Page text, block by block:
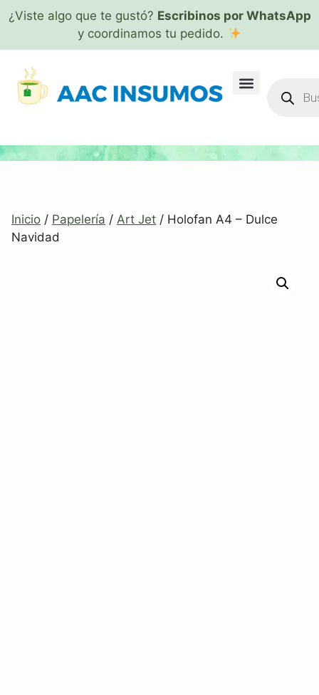
¿Viste algo que te gustó? Escribinos por WhatsApp
y coordinamos tu pedido.
Inicio / Papelería / Art Jet / Holofan A4 – Dulce
Navidad